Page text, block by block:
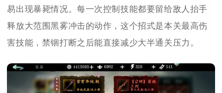
易出现暴毙情况。每一次控制技能都要留给敌人抬手
释放大范围黑雾冲击的动作，这个招式是本关最高伤
害技能，禁锢打断之后能直接减少大半通关压力。